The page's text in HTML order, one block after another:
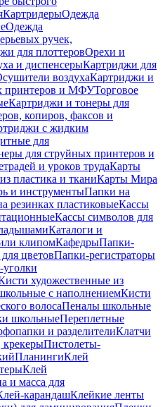
КартридерыОдежда
Одежда
ручек,
для плоттеровОрехи и
и диспенсерыКартриджи для
воздухаКартриджи и
принтеров и МФУТорговое
Картриджи и тонеры для
копиров, факсов и
с жидким
для
для струйных принтеров и
и уроков трудаКарты
пластика и тканиКарты Мира
и инструментыПапки на
резинках пластиковыеКассы
Кассы символов для
Каталоги и
клипомКафедрыПапки-
цветовПапки-регистраторы
художественные из
с наполнениемКисти
волосаПеналы школьные
школьныеПереплетные
и разделителиКлатчи
крекерыПистолеты-
ПланингиКлей
Клей
и масса для
карандашКлейкие ленты